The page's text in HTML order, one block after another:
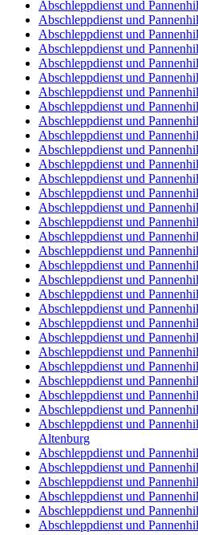
Abschleppdienst und
Abschleppdienst und
Abschleppdienst und
Abschleppdienst und
Abschleppdienst und
Abschleppdienst und
Abschleppdienst und
Abschleppdienst und
Abschleppdienst und
Abschleppdienst und
Abschleppdienst und
Abschleppdienst und
Abschleppdienst und
Abschleppdienst und
Abschleppdienst und
Abschleppdienst und
Abschleppdienst und
Abschleppdienst und
Abschleppdienst und
Abschleppdienst und
Abschleppdienst und
Abschleppdienst und
Abschleppdienst und
Abschleppdienst und
Abschleppdienst und
Abschleppdienst und
Abschleppdienst und
Abschleppdienst und
Abschleppdienst und
Abschleppdienst und
Altenburg
Abschleppdienst und
Abschleppdienst und
Abschleppdienst und
Abschleppdienst und
Abschleppdienst und
Abschleppdienst und